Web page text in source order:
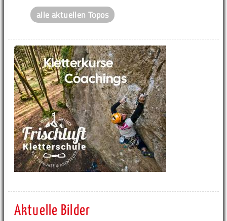
alle aktuellen Topos
Aktuelle Bilder